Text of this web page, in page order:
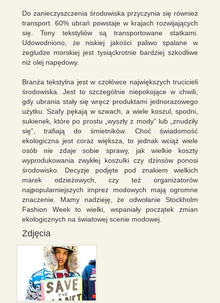
Do zanieczyszczenia środowiska przyczynia się również
transport. 60% ubrań powstaje w krajach rozwijających
się. Tony tekstyliów są transportowane statkami.
Udowodniono, że niskiej jakości paliwo spalane w
żegludze morskiej jest tysiąckrotnie bardziej szkodliwe
niż olej napędowy.
Branża tekstylna jest w czołówce największych trucicieli
środowiska. Jest to szczególnie niepokojące w chwili,
gdy ubrania stały się wręcz produktami jednorazowego
użytku. Szafy pękają w szwach, a wiele koszul, spodni,
sukienek, które po prostu „wyszły z mody” lub „znudziły
się”, trafiają do śmietników. Choć świadomość
ekologiczna jest coraz większa, to jednak wciąż wiele
osób nie zdaje sobie sprawy, jak wielkie koszty
wyprodukowania zwykłej koszulki czy dżinsów ponosi
środowisko. Decyzje podjęte pod znakiem wielkich
marek odzieżowych, czy też organizatorów
najpopularniejszych imprez modowych mają ogromne
znaczenie. Mamy nadzieję, że odwołanie Stockholm
Fashion Week to wielki, wspaniały początek zmian
ekologicznych na światowej scenie modowej.
Zdjęcia